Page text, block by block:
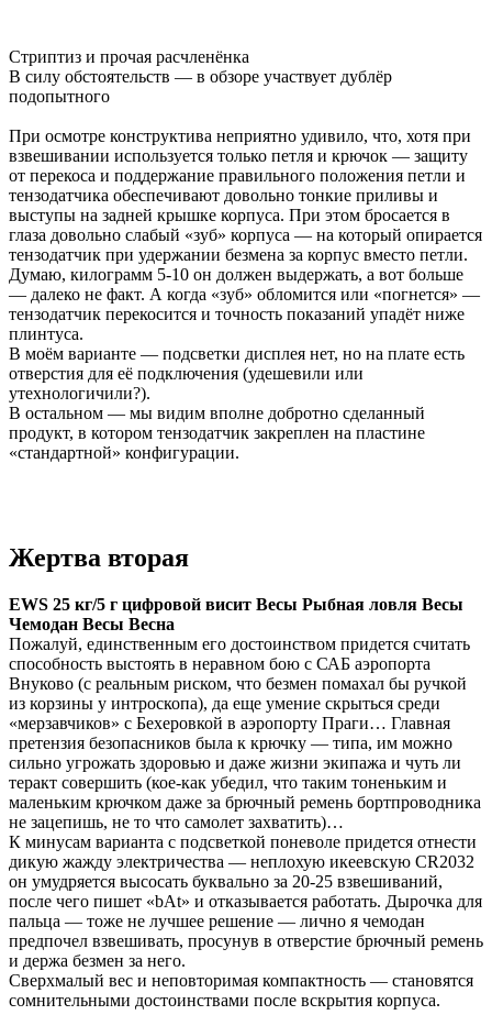
Стриптиз и прочая расчленёнка
В силу обстоятельств — в обзоре участвует дублёр
подопытного
При осмотре конструктива неприятно удивило, что, хотя при
взвешивании используется только петля и крючок — защиту
от перекоса и поддержание правильного положения петли и
тензодатчика обеспечивают довольно тонкие приливы и
выступы на задней крышке корпуса. При этом бросается в
глаза довольно слабый «зуб» корпуса — на который опирается
тензодатчик при удержании безмена за корпус вместо петли.
Думаю, килограмм 5-10 он должен выдержать, а вот больше
— далеко не факт. А когда «зуб» обломится или «погнется» —
тензодатчик перекосится и точность показаний упадёт ниже
плинтуса.
В моём варианте — подсветки дисплея нет, но на плате есть
отверстия для её подключения (удешевили или
утехнологичили?).
В остальном — мы видим вполне добротно сделанный
продукт, в котором тензодатчик закреплен на пластине
«стандартной» конфигурации.
Жертва вторая
EWS 25 кг/5 г цифровой висит Весы Рыбная ловля Весы
Чемодан Весы Весна
Пожалуй, единственным его достоинством придется считать
способность выстоять в неравном бою с САБ аэропорта
Внуково (с реальным риском, что безмен помахал бы ручкой
из корзины у интроскопа), да еще умение скрыться среди
«мерзавчиков» с Бехеровкой в аэропорту Праги… Главная
претензия безопасников была к крючку — типа, им можно
сильно угрожать здоровью и даже жизни экипажа и чуть ли
теракт совершить (кое-как убедил, что таким тоненьким и
маленьким крючком даже за брючный ремень бортпроводника
не зацепишь, не то что самолет захватить)…
К минусам варианта с подсветкой поневоле придется отнести
дикую жажду электричества — неплохую икеевскую CR2032
он умудряется высосать буквально за 20-25 взвешиваний,
после чего пишет «bAt» и отказывается работать. Дырочка для
пальца — тоже не лучшее решение — лично я чемодан
предпочел взвешивать, просунув в отверстие брючный ремень
и держа безмен за него.
Сверхмалый вес и неповторимая компактность — становятся
сомнительными достоинствами после вскрытия корпуса.